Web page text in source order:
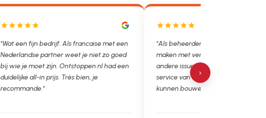
"Als beheerder hebben we helaas vaak te
maken met verstoppingen, lekkages en
andere issues. Het is super fijn dat we op de
service van Ontstoppen.nl en loodgieter.nl
kunnen bouwen. Ga zo door!"
"Had een ontstopping in de
en werd hier direct bij geholpen. De
werden besproken en dezelfde
er nog actie ondernomen,
›